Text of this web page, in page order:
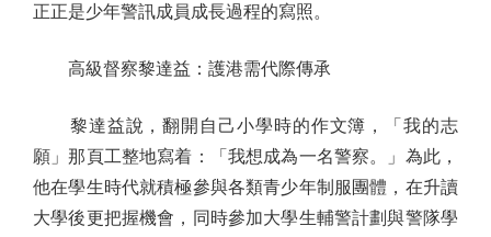
正正是少年警訊成員成長過程的寫照。
高級督察黎達益：護港需代際傳承
黎達益說，翻開自己小學時的作文簿，「我的志
願」那頁工整地寫着：「我想成為一名警察。」為此，
他在學生時代就積極參與各類青少年制服團體，在升讀
大學後更把握機會，同時參加大學生輔警計劃與警隊學